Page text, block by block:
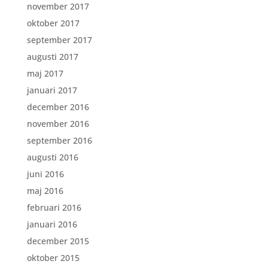
november 2017
oktober 2017
september 2017
augusti 2017
maj 2017
januari 2017
december 2016
november 2016
september 2016
augusti 2016
juni 2016
maj 2016
februari 2016
januari 2016
december 2015
oktober 2015